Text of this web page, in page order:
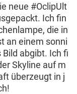
neue #OclipUlt
Ich fin
die in
an einem sonni
abgibt. Ich fi
Skyline auf m
überzeugt in j